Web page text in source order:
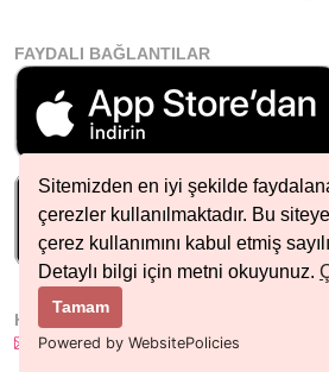
Sitemizden en iyi şekilde
çerezler kullanılmaktadır. Bu
çerez kullanımını kabul etmiş
Detaylı bilgi için metni okuyunuz.
Tamam
Powered by WebsitePolicies
FAYDALI BAĞLANTILAR
HIZLI İLETIŞIM
info@nobetcieczane.net